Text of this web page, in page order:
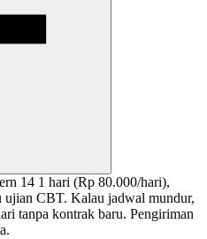
14 1 hari (Rp 80.000/hari),
ujian CBT. Kalau jadwal mundur,
tanpa kontrak baru. Pengiriman